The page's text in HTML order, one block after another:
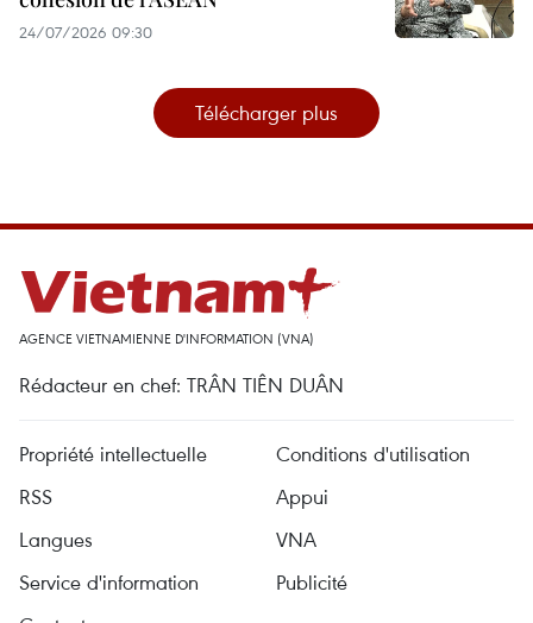
24/07/2026 09:30
Télécharger plus
AGENCE VIETNAMIENNE D'INFORMATION (VNA)
Rédacteur en chef: TRÂN TIÊN DUÂN
Propriété intellectuelle
Conditions d'utilisation
RSS
Appui
Langues
VNA
Service d'information
Publicité